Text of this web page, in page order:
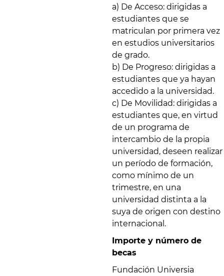
a) De Acceso: dirigidas a
estudiantes que se
matriculan por primera vez
en estudios universitarios
de grado.
b) De Progreso: dirigidas a
estudiantes que ya hayan
accedido a la universidad.
c) De Movilidad: dirigidas a
estudiantes que, en virtud
de un programa de
intercambio de la propia
universidad, deseen realizar
un período de formación,
como mínimo de un
trimestre, en una
universidad distinta a la
suya de origen con destino
internacional.
Importe y número de
becas
Fundación Universia